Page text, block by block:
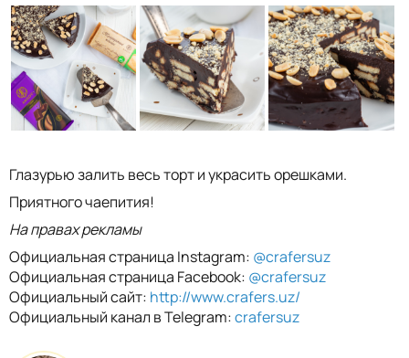
Глазурью залить весь торт и украсить орешками.
Приятного чаепития!
На правах рекламы
Официальная страница Instagram: @crafersuz
Официальная страница Facebook: @crafersuz
Официальный сайт: http://www.crafers.uz/
Официальный канал в Telegram:crafersuz